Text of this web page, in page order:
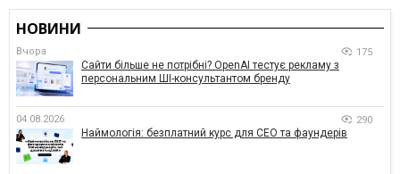
НОВИНИ
Вчора 175
Сайти більше не потрібні? OpenAI тестує рекламу з
персональним ШІ-консультантом бренду
04.08.2026 290
Наймологія: безплатний курс для CEO та фаундерів